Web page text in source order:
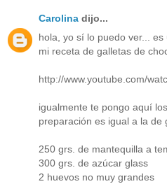
Carolina dijo...
hola, yo sí lo puedo ver...
mi receta de galletas de
http://www.youtube.com/
igualmente te pongo aquí
preparación es igual a la de
250 grs. de mantequilla a
300 grs. de azúcar glass
2 huevos no muy grandes